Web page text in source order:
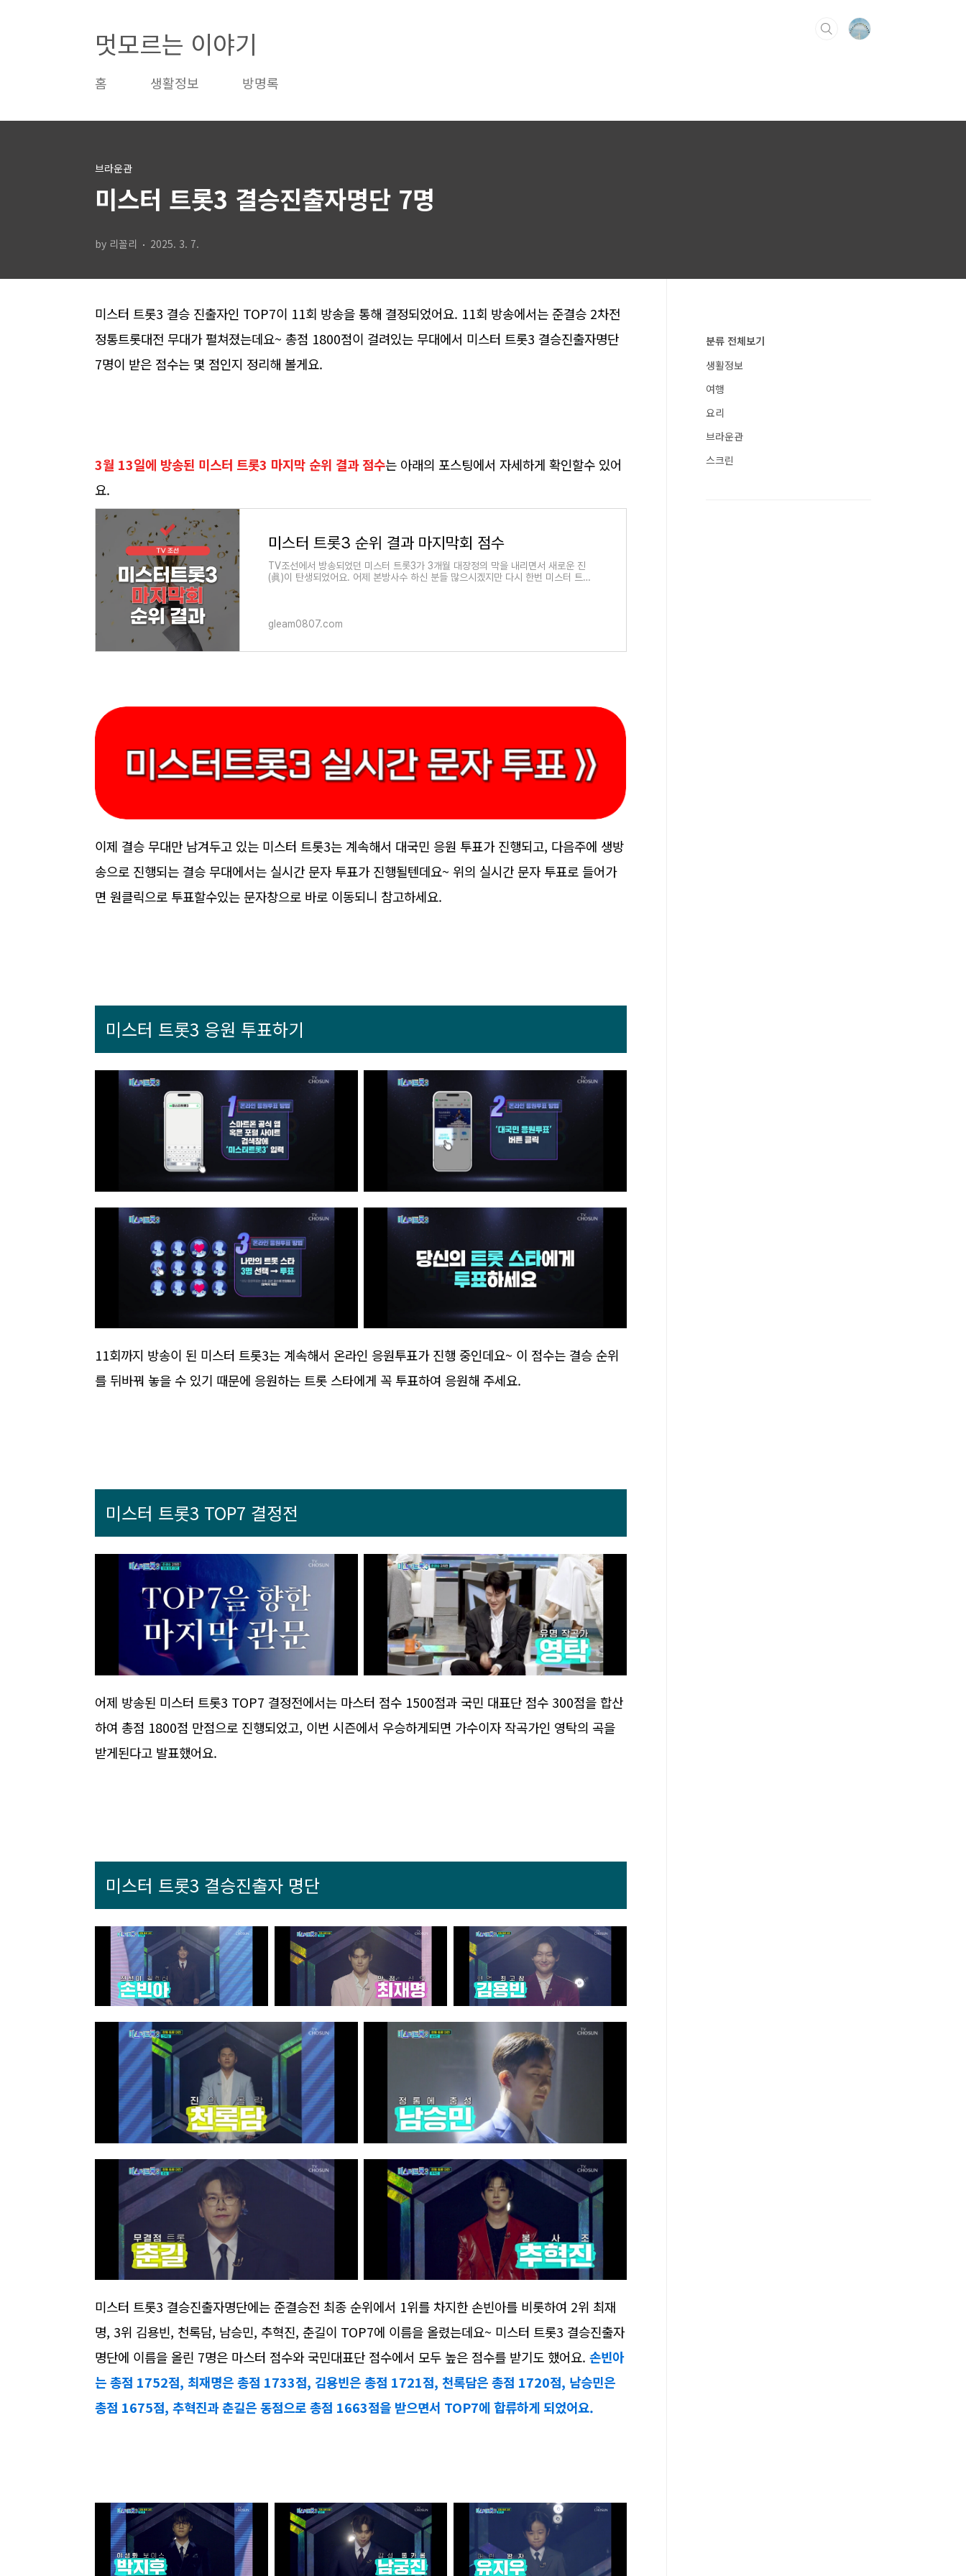
멋모르는 이야기
홈 생활정보 방명록
브라운관
미스터 트롯3 결승진출자명단 7명
by 리꼴리 2025. 3. 7.
미스터 트롯3 결승 진출자인 TOP7이 11회 방송을 통해 결정되었어요. 11회 방송에서는 준결승 2차전
정통트롯대전 무대가 펼쳐졌는데요~ 총점 1800점이 걸려있는 무대에서 미스터 트롯3 결승진출자명단
7명이 받은 점수는 몇 점인지 정리해 볼게요.
3월 13일에 방송된 미스터 트롯3 마지막 순위 결과 점수는 아래의 포스팅에서 자세하게 확인할수 있어
요.
미스터 트롯3 순위 결과 마지막회 점수
TV조선에서 방송되었던 미스터 트롯3가 3개월 대장정의 막을 내리면서 새로운 진
(眞)이 탄생되었어요. 어제 본방사수 하신 분들 많으시겠지만 다시 한번 미스터 트롯
gleam0807.com
이제 결승 무대만 남겨두고 있는 미스터 트롯3는 계속해서 대국민 응원 투표가 진행되고, 다음주에 생방
송으로 진행되는 결승 무대에서는 실시간 문자 투표가 진행될텐데요~ 위의 실시간 문자 투표로 들어가
면 원클릭으로 투표할수있는 문자창으로 바로 이동되니 참고하세요.
미스터 트롯3 응원 투표하기
11회까지 방송이 된 미스터 트롯3는 계속해서 온라인 응원투표가 진행 중인데요~ 이 점수는 결승 순위
를 뒤바꿔 놓을 수 있기 때문에 응원하는 트롯 스타에게 꼭 투표하여 응원해 주세요.
미스터 트롯3 TOP7 결정전
어제 방송된 미스터 트롯3 TOP7 결정전에서는 마스터 점수 1500점과 국민 대표단 점수 300점을 합산
하여 총점 1800점 만점으로 진행되었고, 이번 시즌에서 우승하게되면 가수이자 작곡가인 영탁의 곡을
받게된다고 발표했어요.
미스터 트롯3 결승진출자 명단
미스터 트롯3 결승진출자명단에는 준결승전 최종 순위에서 1위를 차지한 손빈아를 비롯하여 2위 최재
명, 3위 김용빈, 천록담, 남승민, 추혁진, 춘길이 TOP7에 이름을 올렸는데요~ 미스터 트롯3 결승진출자
명단에 이름을 올린 7명은 마스터 점수와 국민대표단 점수에서 모두 높은 점수를 받기도 했어요. 손빈아
는 총점 1752점, 최재명은 총점 1733점, 김용빈은 총점 1721점, 천록담은 총점 1720점, 남승민은
총점 1675점, 추혁진과 춘길은 동점으로 총점 1663점을 받으면서 TOP7에 합류하게 되었어요.
분류 전체보기
생활정보
여행
요리
브라운관
스크린